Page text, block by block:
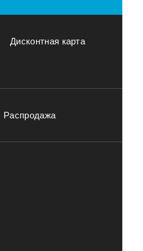
Дисконтная карта
Распродажа